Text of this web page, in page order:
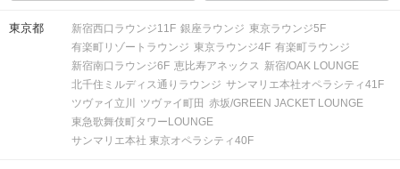
東京都 新宿西口ラウンジ11F 銀座ラウンジ 東京ラウンジ5F
有楽町リゾートラウンジ 東京ラウンジ4F 有楽町ラウンジ
新宿南口ラウンジ6F 恵比寿アネックス 新宿/OAK LOUNGE
北千住ミルディス通りラウンジ サンマリエ本社オペラシティ41F
ツヴァイ立川
ツヴァイ町田 赤坂/GREEN JACKET LOUNGE
東急歌舞伎町タワーLOUNGE
サンマリエ本社 東京オペラシティ40F